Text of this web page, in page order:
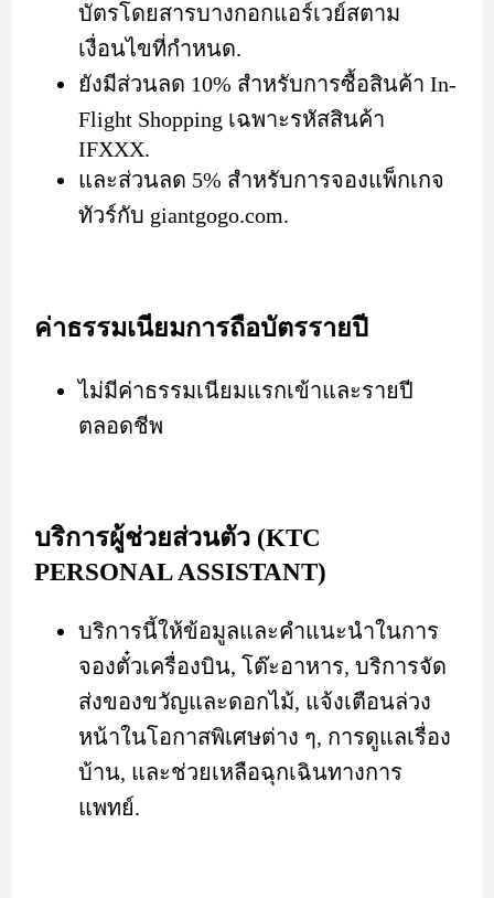
บัตรโดยสารบางกอกแอร์เวย์สตาม
เงื่อนไขที่กำหนด.
ยังมีส่วนลด 10% สำหรับการซื้อสินค้า In-
Flight Shopping เฉพาะรหัสสินค้า
IFXXX.
และส่วนลด 5% สำหรับการจองแพ็กเกจ
ทัวร์กับ giantgogo.com.
ค่าธรรมเนียมการถือบัตรรายปี
ไม่มีค่าธรรมเนียมแรกเข้าและรายปี
ตลอดชีพ
บริการผู้ช่วยส่วนตัว (KTC
PERSONAL ASSISTANT)
บริการนี้ให้ข้อมูลและคำแนะนำในการ
จองตั๋วเครื่องบิน, โต๊ะอาหาร, บริการจัด
ส่งของขวัญและดอกไม้, แจ้งเตือนล่วง
หน้าในโอกาสพิเศษต่าง ๆ, การดูแลเรื่อง
บ้าน, และช่วยเหลือฉุกเฉินทางการ
แพทย์.